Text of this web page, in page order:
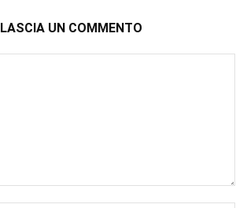
LASCIA UN COMMENTO